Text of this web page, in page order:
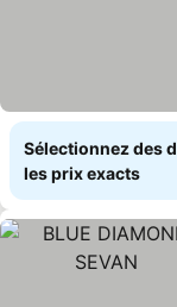
Sélectionnez des
les prix exacts